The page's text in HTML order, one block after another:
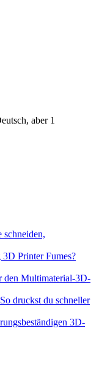
aber 1
Printer Fumes?
den Multimaterial-3D-
druckst du schneller
3D-